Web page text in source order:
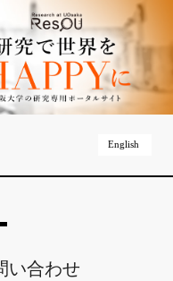
English
い合わせ